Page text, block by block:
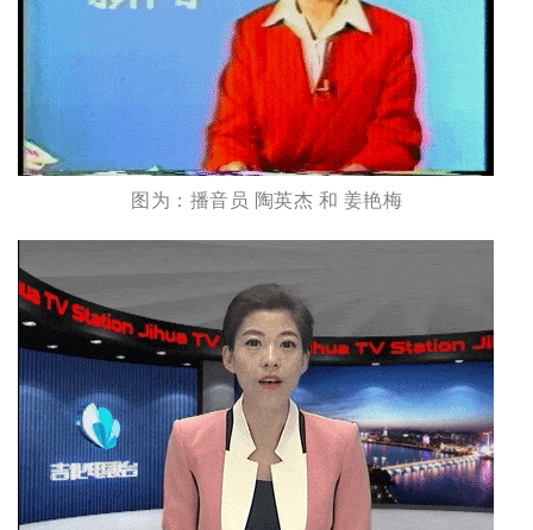
图为：播音员 陶英杰 和 姜艳梅